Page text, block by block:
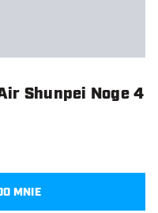
Shunpei Noge 4
MNIE